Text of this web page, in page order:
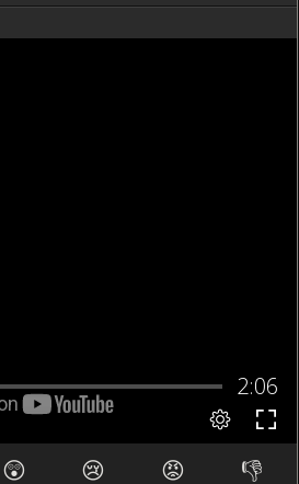
😲 😢 😡 👎